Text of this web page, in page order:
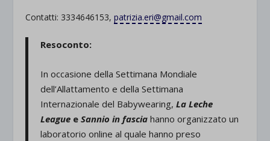
Contatti: 3334646153,patrizia.eri@gmail.com
Resoconto:
In occasione della Settimana Mondiale
dell’Allattamento e della Settimana
Internazionale del Babywearing, La Leche
League eSannio in fascia hanno organizzato un
laboratorio online al quale hanno preso